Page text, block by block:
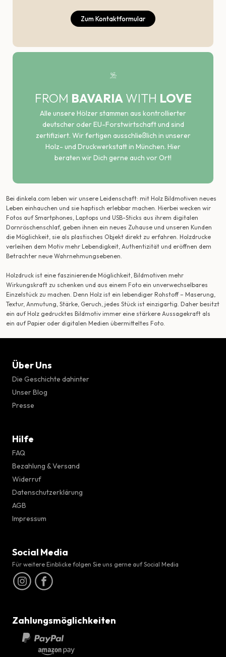
Zum Kontaktformular
FROM BAVARIAWITH LOVE
Alle unsere Hölzer stammen aus kontrollierter
deutscher oder EU-Forstwirtschaft und sind
zertifiziert. Wir fertigen ausschließlich in unserer
Holz- und Druckwerkstatt in München. Hier
beraten wir Dich gerne auch vor Ort!
Bei dinkela.com leben wir unsere Leidenschaft: mit Holz Bildmotiven neues
Leben einhauchen und sie haptisch erlebbar machen. Hierbei wecken wir
Fotos auf Smartphones, Laptops und USB-Sticks aus ihrem digitalen
Dornröschenschlaf, geben ihnen ein neues Zuhause und unseren Kunden
die Möglichkeit, sie als plastisches Objekt direkt zu erfahren. Holzdrucke
verleihen dem Motiv mehr Lebendigkeit, Authentizität und eröffnen dem
Betrachter neue Wahrnehmungsebenen.
Holzdruck ist eine faszinierende Möglichkeit, Bildmotiven mehr
Wirkungskraft zu schenken und aus einem Foto ein unverwechselbares
Einzelstück zu machen. Denn Holz ist ein lebendiger Rohstoff – Maserung,
Textur, Anmutung, Stärke, Geruch, jedes Stück ist einzigartig. Daher besitzt
ein auf Holz gedrucktes Bildmotiv immer eine stärkere Aussagekraft als
ein auf Papier oder digitalen Medien übermitteltes Foto.
Über Uns
Die Geschichte dahinter
Unser Blog
Presse
Hilfe
FAQ
Bezahlung & Versand
Widerruf
Datenschutzerklärung
AGB
Impressum
Social Media
Für weitere Einblicke folgen Sie uns gerne auf Social Media
Zahlungsmöglichkeiten